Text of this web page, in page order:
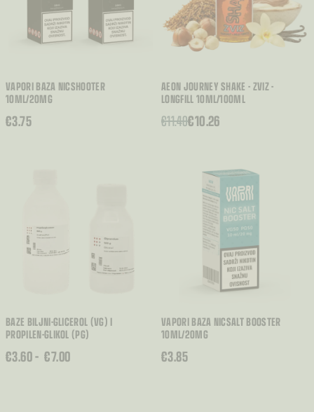
VAPORI BAZA NICSHOOTER
10ML/20MG
€3.75
AEON JOURNEY SHAKE - ZVIZ -
LONGFILL 10ML/100ML
€11.40€10.26
BAZE BILJNI-GLICEROL (VG) I
PROPILEN-GLIKOL (PG)
€3.60– €7.00
RASPON
VAPORI BAZA NICSALT BOOSTER
10ML/20MG
€3.85